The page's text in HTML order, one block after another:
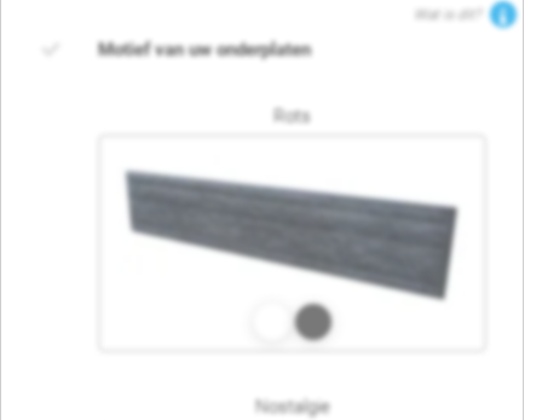
Wat is dit?
Motief van uw onderplaten
Rots
Nostalgie